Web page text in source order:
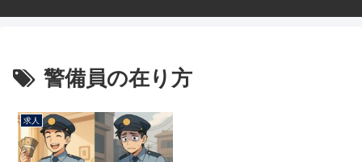
警備員の在り方
求人